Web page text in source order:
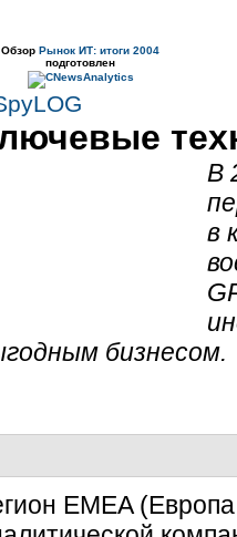
Обзор Рынок ИТ: итоги 2004
подготовлен
В
в
бизнесом.
EMEA